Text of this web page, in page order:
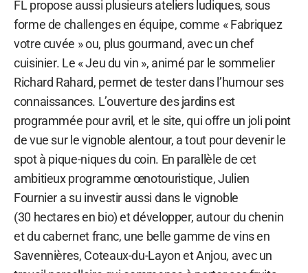
FL propose aussi plusieurs ateliers ludiques, sous
forme de challenges en équipe, comme « Fabriquez
votre cuvée » ou, plus gourmand, avec un chef
cuisinier. Le « Jeu du vin », animé par le sommelier
Richard Rahard, permet de tester dans l’humour ses
connaissances. L’ouverture des jardins est
programmée pour avril, et le site, qui offre un joli point
de vue sur le vignoble alentour, a tout pour devenir le
spot à pique-niques du coin. En parallèle de cet
ambitieux programme œnotouristique, Julien
Fournier a su investir aussi dans le vignoble
(30 hectares en bio) et développer, autour du chenin
et du cabernet franc, une belle gamme de vins en
Savennières, Coteaux-du-Layon et Anjou, avec un